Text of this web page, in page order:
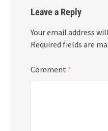
Leave a Reply
Your email address
Required fields are
Comment *